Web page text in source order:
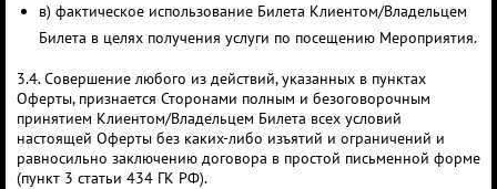
в) фактическое использование Билета Клиентом/Владельцем
Билета в целях получения услуги по посещению Мероприятия.
3.4. Совершение любого из действий, указанных в пунктах
Оферты, признается Сторонами полным и безоговорочным
принятием Клиентом/Владельцем Билета всех условий
настоящей Оферты без каких-либо изъятий и ограничений и
равносильно заключению договора в простой письменной форме
(пункт 3 статьи 434 ГК РФ).